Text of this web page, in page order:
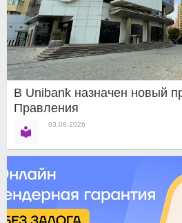
В Unibank назначен новый
Правления
03.08.2026